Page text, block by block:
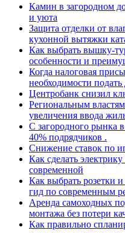
Камин в загородном
и уюта
Защита отделки от
кухонной вытяжки
Как выбрать вышку-
особенности и
Когда налоговая
необходимости
Центробанк снизил
Региональным
увеличения ввода
С загородного рынка
40% подрядчиков .
Снижение ставок по
Как сделать
современной
Как выбрать розетки
гид по современным
Аренда самоходных
монтажа без потери
Как правильно